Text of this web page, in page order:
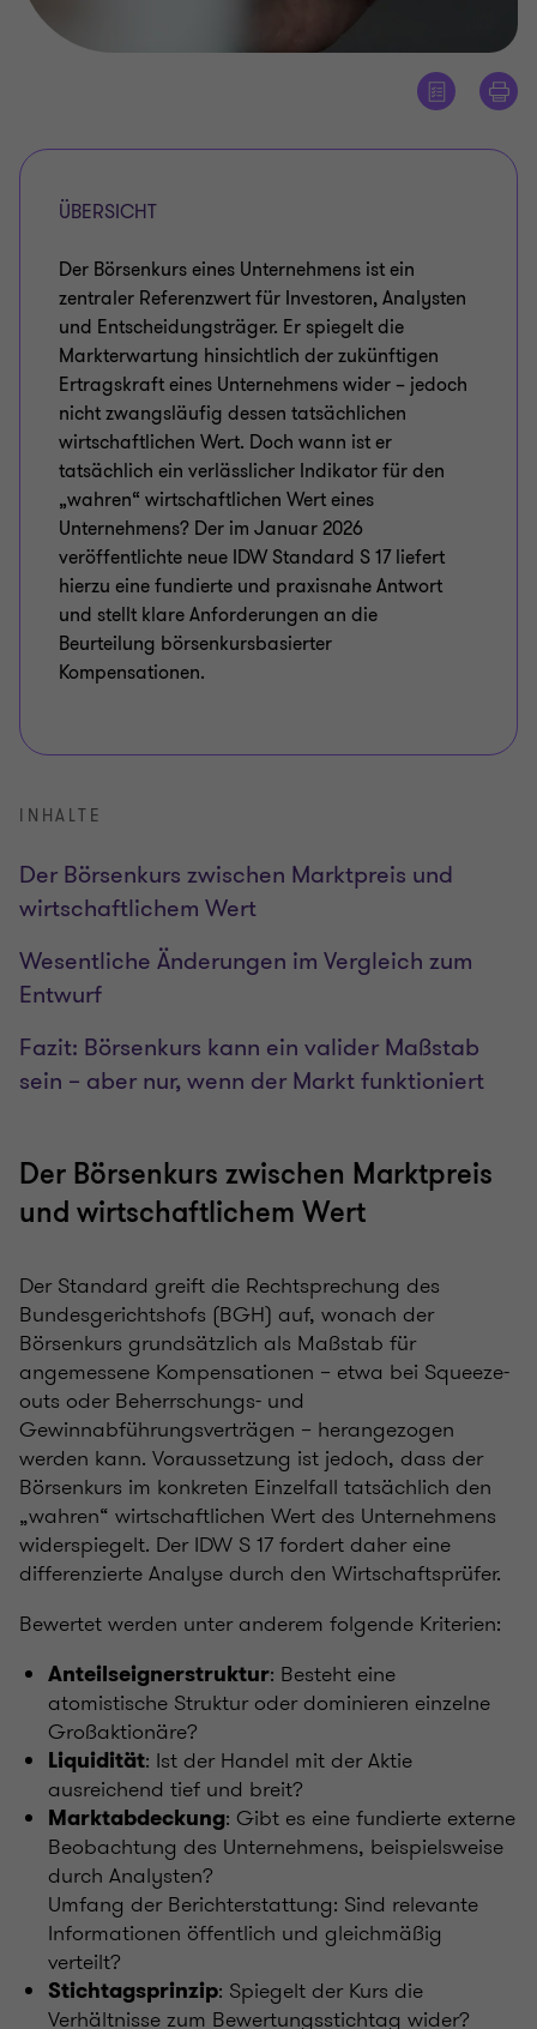
ÜBERSICHT
Der Börsenkurs eines Unternehmens ist ein
zentraler Referenzwert für Investoren, Analysten
und Entscheidungsträger. Er spiegelt die
Markterwartung hinsichtlich der zukünftigen
Ertragskraft eines Unternehmens wider – jedoch
nicht zwangsläufig dessen tatsächlichen
wirtschaftlichen Wert. Doch wann ist er
tatsächlich ein verlässlicher Indikator für den
„wahren“ wirtschaftlichen Wert eines
Unternehmens? Der im Januar 2026
veröffentlichte neue IDW Standard S 17 liefert
hierzu eine fundierte und praxisnahe Antwort
und stellt klare Anforderungen an die
Beurteilung börsenkursbasierter
Kompensationen.
INHALTE
Der Börsenkurs zwischen Marktpreis und
wirtschaftlichem Wert
Wesentliche Änderungen im Vergleich zum
Entwurf
Fazit: Börsenkurs kann ein valider Maßstab
sein – aber nur, wenn der Markt funktioniert
Der Börsenkurs zwischen Marktpreis
und wirtschaftlichem Wert
Der Standard greift die Rechtsprechung des
Bundesgerichtshofs (BGH) auf, wonach der
Börsenkurs grundsätzlich als Maßstab für
angemessene Kompensationen – etwa bei Squeeze-
outs oder Beherrschungs- und
Gewinnabführungsverträgen – herangezogen
werden kann. Voraussetzung ist jedoch, dass der
Börsenkurs im konkreten Einzelfall tatsächlich den
„wahren“ wirtschaftlichen Wert des Unternehmens
widerspiegelt. Der IDW S 17 fordert daher eine
differenzierte Analyse durch den Wirtschaftsprüfer.
Bewertet werden unter anderem folgende Kriterien:
Anteilseignerstruktur: Besteht eine
atomistische Struktur oder dominieren einzelne
Großaktionäre?
Liquidität: Ist der Handel mit der Aktie
ausreichend tief und breit?
Marktabdeckung: Gibt es eine fundierte externe
Beobachtung des Unternehmens, beispielsweise
durch Analysten?
Umfang der Berichterstattung: Sind relevante
Informationen öffentlich und gleichmäßig
verteilt?
Stichtagsprinzip: Spiegelt der Kurs die
Verhältnisse zum Bewertungsstichtag wider?